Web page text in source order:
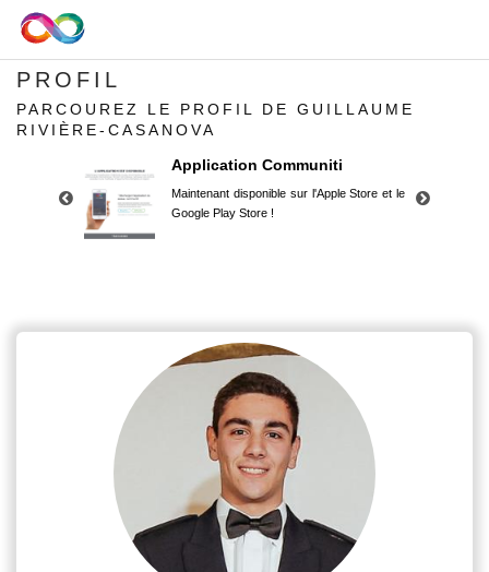
PROFIL
PARCOUREZ LE PROFIL DE GUILLAUME
RIVIÈRE-CASANOVA
Application Communiti
Maintenant disponible sur l'Apple Store et le
Google Play Store !
Google Play Store !